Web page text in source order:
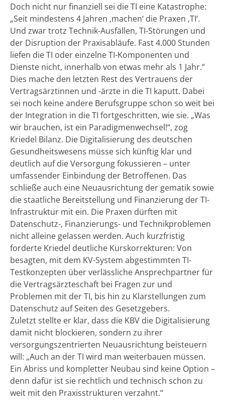
Doch nicht nur finanziell sei die TI eine Katastrophe:
„Seit mindestens 4 Jahren ‚machen‘ die Praxen ‚TI‘.
Und zwar trotz Technik-Ausfällen, TI-Störungen und
der Disruption der Praxisabläufe. Fast 4.000 Stunden
liefen die TI oder einzelne TI-Komponenten und
Dienste nicht, innerhalb von etwas mehr als 1 Jahr.“
Dies mache den letzten Rest des Vertrauens der
Vertragsärztinnen und -ärzte in die TI kaputt. Dabei
sei noch keine andere Berufsgruppe schon so weit bei
der Integration in die TI fortgeschritten, wie sie. „Was
wir brauchen, ist ein Paradigmenwechsel!“, zog
Kriedel Bilanz. Die Digitalisierung des deutschen
Gesundheitswesens müsse sich künftig klar und
deutlich auf die Versorgung fokussieren – unter
umfassender Einbindung der Betroffenen. Das
schließe auch eine Neuausrichtung der gematik sowie
die staatliche Bereitstellung und Finanzierung der TI-
Infrastruktur mit ein. Die Praxen dürften mit
Datenschutz-, Finanzierungs- und Technikproblemen
nicht alleine gelassen werden. Auch kurzfristig
forderte Kriedel deutliche Kurskorrekturen: Von
besagten, mit dem KV-System abgestimmten TI-
Testkonzepten über verlässliche Ansprechpartner für
die Vertragsärzteschaft bei Fragen zur und
Problemen mit der TI, bis hin zu Klarstellungen zum
Datenschutz auf Seiten des Gesetzgebers.
Zuletzt stellte er klar, dass die KBV die Digitalisierung
damit nicht blockieren, sondern zu ihrer
versorgungszentrierten Neuausrichtung beisteuern
will: „Auch an der TI wird man weiterbauen müssen.
Ein Abriss und kompletter Neubau sind keine Option –
denn dafür ist sie rechtlich und technisch schon zu
weit mit den Praxisstrukturen verzahnt.“